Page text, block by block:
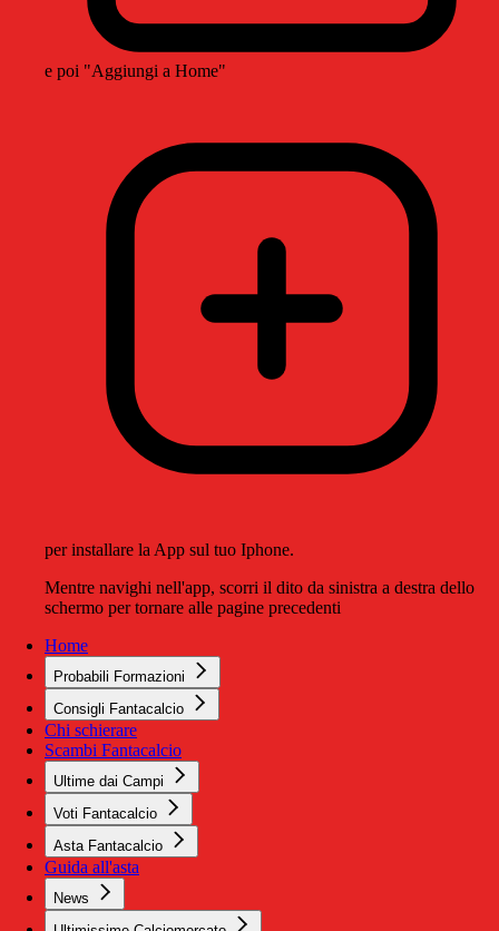
e poi "Aggiungi a Home"
per installare la App sul tuo Iphone.
Mentre navighi nell'app, scorri il dito da sinistra a destra dello
schermo per tornare alle pagine precedenti
Home
Probabili Formazioni
Consigli Fantacalcio
Chi schierare
Scambi Fantacalcio
Ultime dai Campi
Voti Fantacalcio
Asta Fantacalcio
Guida all'asta
News